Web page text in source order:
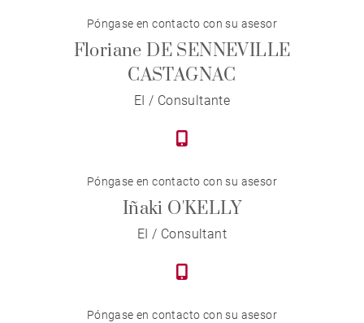
Póngase en contacto con su asesor
Floriane DE SENNEVILLE
CASTAGNAC
EI / Consultante
Póngase en contacto con su asesor
Iñaki O'KELLY
EI / Consultant
Póngase en contacto con su asesor